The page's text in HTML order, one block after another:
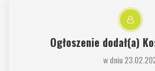
Ogłoszenie dodał(a)
w dniu